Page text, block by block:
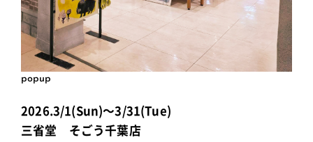
popup
2026.3/1(Sun)～3/31(Tue)
三省堂 そごう千葉店